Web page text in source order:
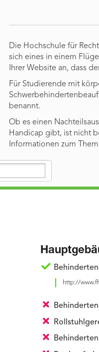
Die Hochschule für
sich eines in einem
Ihrer Website an, dass
Für Studierende mit
benannt.
Ob es einen
Handicap gibt, ist nicht
Informationen zum
http://